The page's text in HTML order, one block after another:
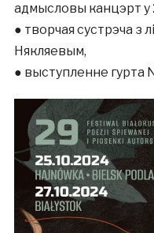
адмысловы канцэрт у
● творчая сустрэча з
Някляевым,
● выступленне гурта